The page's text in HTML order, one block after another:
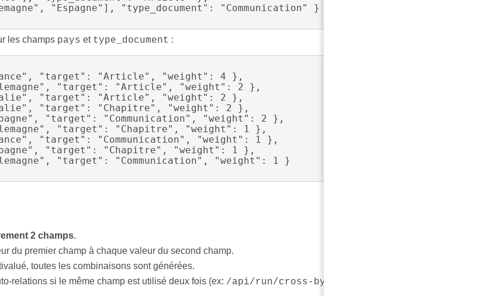
les champs pays et type_document :
2 champs.
du premier champ à chaque valeur du second champ.
toutes les combinaisons sont générées.
relations si le même champ est utilisé deux fois (ex: /api/run/cross-by/pays/pays/